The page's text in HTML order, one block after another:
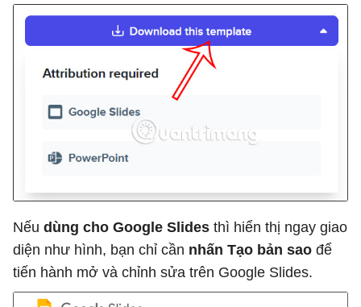
Nếu dùng cho Google Slides thì hiển thị ngay giao
diện như hình, bạn chỉ cần nhấn Tạo bản sao để
tiến hành mở và chỉnh sửa trên Google Slides.